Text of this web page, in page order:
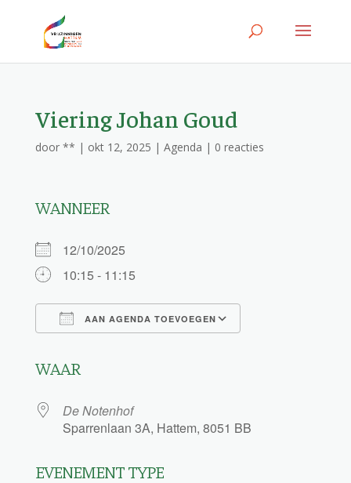
Viering Johan Goud
door ** | okt 12, 2025 | Agenda | 0 reacties
WANNEER
12/10/2025
10:15 - 11:15
AAN AGENDA TOEVOEGEN
WAAR
De Notenhof
Sparrenlaan 3A, Hattem, 8051 BB
EVENEMENT TYPE